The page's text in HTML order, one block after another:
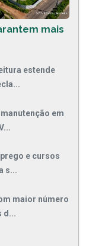
mais
estende
em
e cursos
s...
maior número
d...